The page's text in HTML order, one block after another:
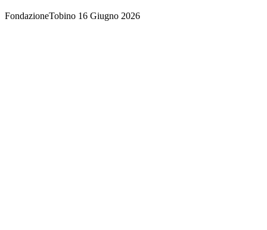
FondazioneTobino 16 Giugno 2026